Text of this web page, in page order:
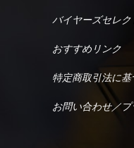
バイヤーズセレク
おすすめリンク
特定商取引法に
お問い合わせ／